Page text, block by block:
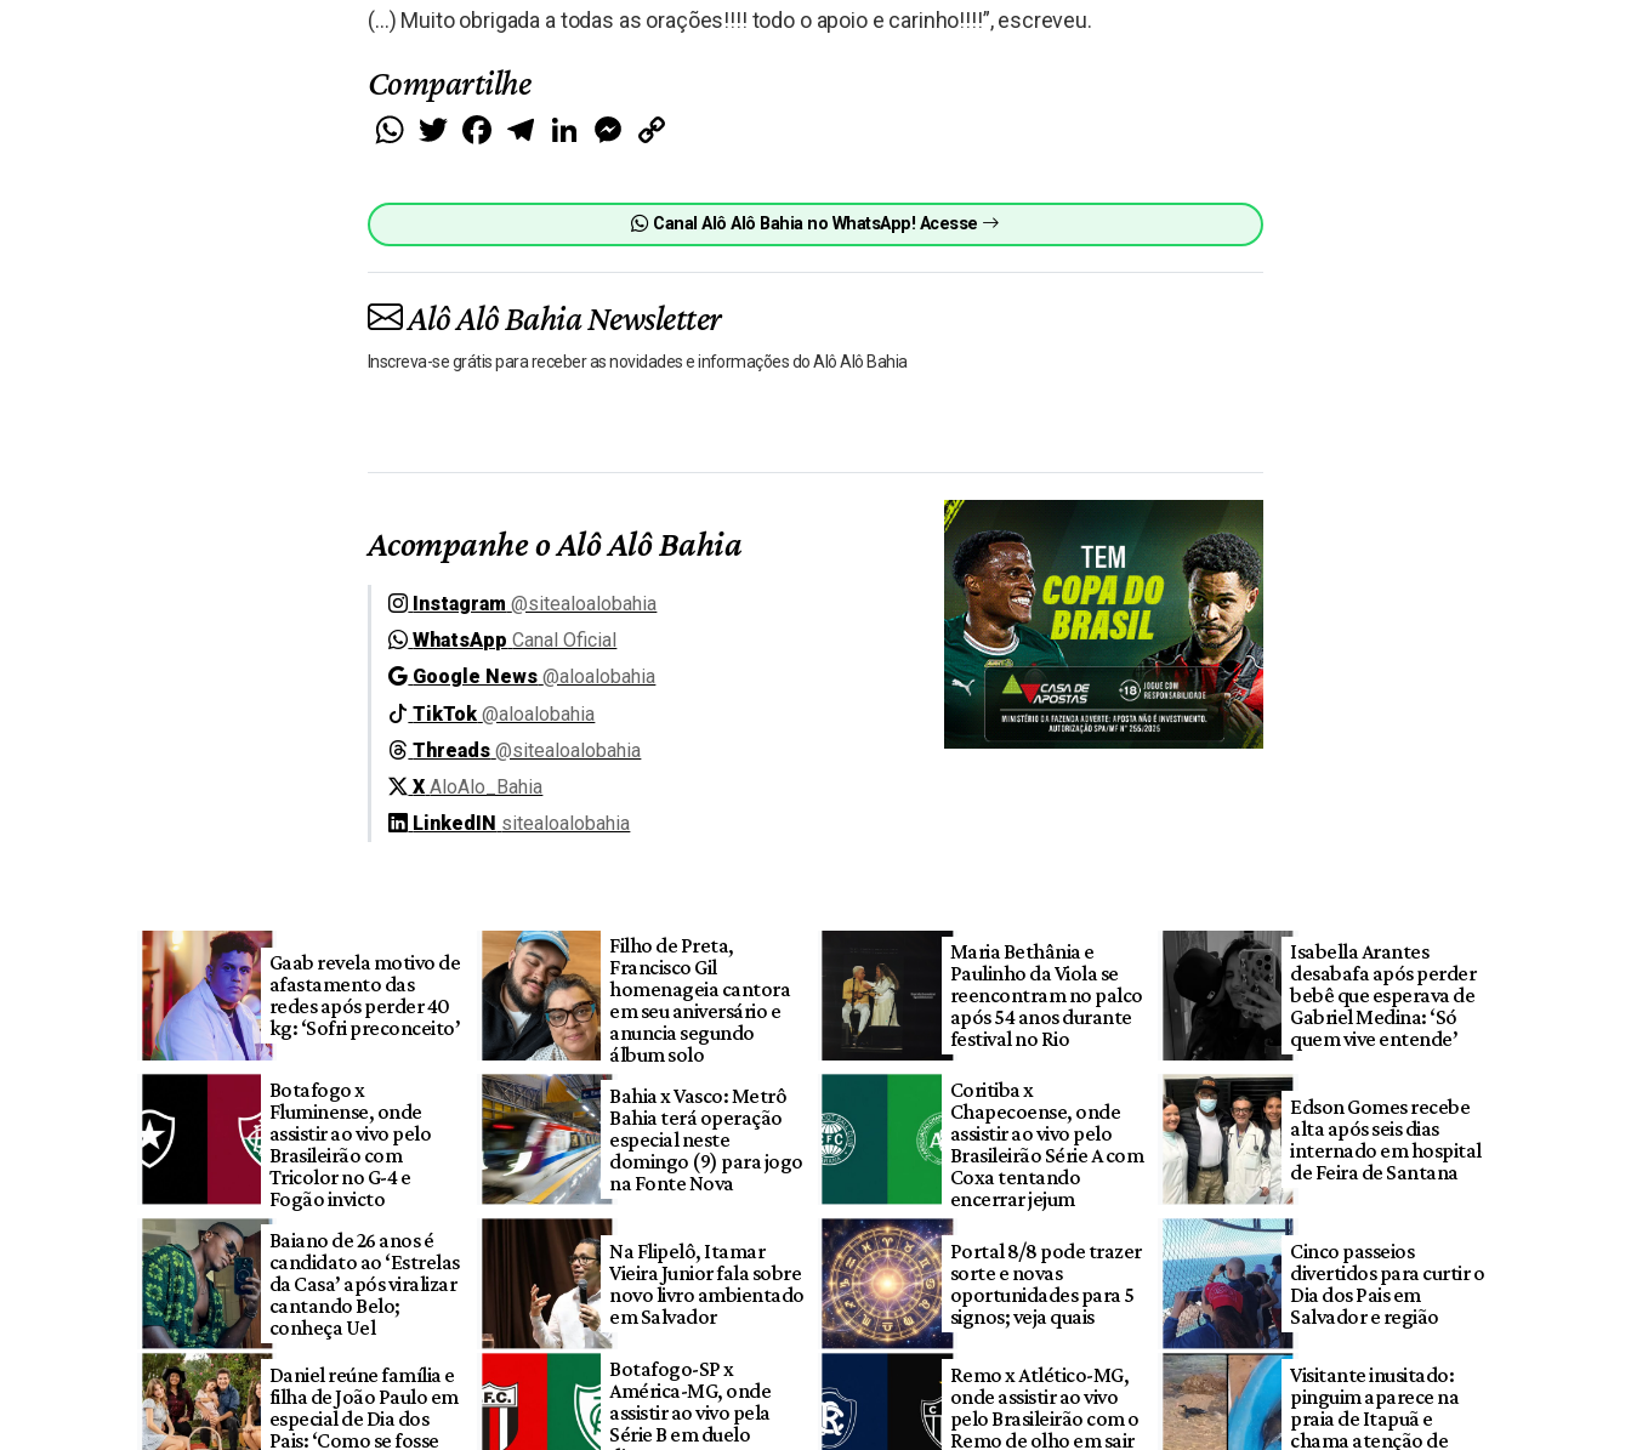
(…) Muito obrigada a todas as orações!!!! todo o apoio e carinho!!!!”, escreveu.
Compartilhe
WhatsApp
Twitter FacebookTelegramLinkedIn Messenger
Canal Alô Alô Bahia no WhatsApp! Acesse
Alô Alô Bahia Newsletter
Inscreva-se grátis para receber as novidades e informações do Alô Alô Bahia
Acompanhe o Alô Alô Bahia
Instagram @sitealoalobahia
WhatsApp Canal Oficial
Google News @aloalobahia
TikTok @aloalobahia
Threads @sitealoalobahia
X AloAlo_Bahia
LinkedIN sitealoalobahia
Gaab revela motivo de
afastamento das
redes após perder 40
kg: ‘Sofri preconceito’
Filho de Preta,
Francisco Gil
homenageia cantora
em seu aniversário e
anuncia segundo
álbum solo
Maria Bethânia e
Paulinho da Viola se
reencontram no palco
após 54 anos durante
festival no Rio
Isabella Arantes
desabafa após perder
bebê que esperava de
Gabriel Medina: ‘Só
quem vive entende’
Botafogo x
Fluminense, onde
assistir ao vivo pelo
Brasileirão com
Tricolor no G-4 e
Fogão invicto
Bahia x Vasco: Metrô
Bahia terá operação
especial neste
domingo (9) para jogo
na Fonte Nova
Coritiba x
Chapecoense, onde
assistir ao vivo pelo
Brasileirão Série A com
Coxa tentando
encerrar jejum
Edson Gomes recebe
alta após seis dias
internado em hospital
de Feira de Santana
Baiano de 26 anos é
candidato ao ‘Estrelas
da Casa’ após viralizar
cantando Belo;
conheça Uel
Na Flipelô, Itamar
Vieira Junior fala sobre
novo livro ambientado
em Salvador
Portal 8/8 pode trazer
sorte e novas
oportunidades para 5
signos; veja quais
Cinco passeios
divertidos para curtir o
Dia dos Pais em
Salvador e região
Daniel reúne família e
filha de João Paulo em
especial de Dia dos
Pais: ‘Como se fosse
Botafogo-SP x
América-MG, onde
assistir ao vivo pela
Série B em duelo
Remo x Atlético-MG,
onde assistir ao vivo
pelo Brasileirão com o
Remo de olho em sair
Visitante inusitado:
pinguim aparece na
praia de Itapuã e
chama atenção de